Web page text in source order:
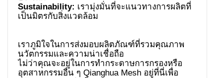
Sustainability: เรามุ่งมั่นที่จะแนวทางการผลิตที่
เราภูมิใจในการส่งมอบผลิตภัณฑ์ที่รวมคุณภาพ
นวัตกรรมและความน่าเชื่อถือ
ไม่ว่าคุณจะอยู่ในการทำกระดาษการกรองหรือ
อุตสาหกรรมอื่น ๆ Qianghua Mesh อยู่ที่นี่เพื่อ